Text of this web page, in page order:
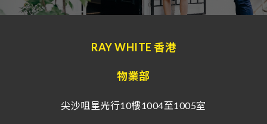
RAY WHITE 香港
物業部
尖沙咀星光行10樓1004至1005室